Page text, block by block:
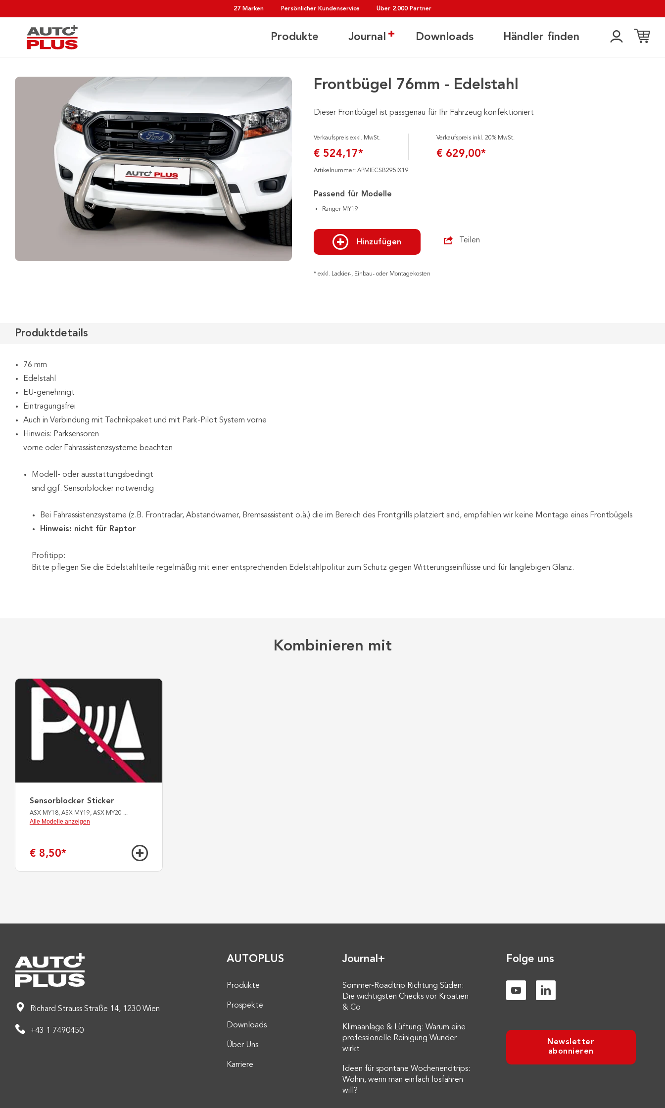
27 Marken Persönlicher Kundenservice Über 2.000 Partner
Produkte Journal Downloads Händler finden
Frontbügel 76mm - Edelstahl
Dieser Frontbügel ist passgenau für Ihr Fahrzeug konfektioniert
Verkaufspreis exkl. MwSt.
€ 524,17*
Verkaufspreis inkl. 20% MwSt.
€ 629,00*
Artikelnummer: APMIECSB295IX19
Passend für Modelle
Ranger MY19
Hinzufügen Teilen
* exkl. Lackier-, Einbau- oder Montagekosten
Produktdetails
76 mm
Edelstahl
EU-genehmigt
Eintragungsfrei
Auch in Verbindung mit Technikpaket und mit Park-Pilot System vorne
Hinweis: Parksensoren
vorne oder Fahrassistenzsysteme beachten
Modell- oder ausstattungsbedingt
sind ggf. Sensorblocker notwendig
Bei Fahrassistenzsysteme (z.B. Frontradar, Abstandwarner, Bremsassistent o.ä.) die im Bereich des Frontgrills platziert sind, empfehlen wir keine Montage eines Frontbügels
Hinweis: nicht für Raptor
Profitipp:
Bitte pflegen Sie die Edelstahlteile regelmäßig mit einer entsprechenden Edelstahlpolitur zum Schutz gegen Witterungseinflüsse und für langlebigen Glanz.
Kombinieren mit
Sensorblocker Sticker
ASX MY18, ASX MY19, ASX MY20 ...
Alle Modelle anzeigen
€ 8,50*
Richard Strauss Straße 14, 1230 Wien
+43 1 7490450
AUTOPLUS
Produkte
Prospekte
Downloads
Über Uns
Karriere
Journal+
Sommer-Roadtrip Richtung Süden:
Die wichtigsten Checks vor Kroatien
& Co
Klimaanlage & Lüftung: Warum eine
professionelle Reinigung Wunder
wirkt
Ideen für spontane Wochenendtrips:
Wohin, wenn man einfach losfahren
will?
Folge uns
Newsletter
abonnieren